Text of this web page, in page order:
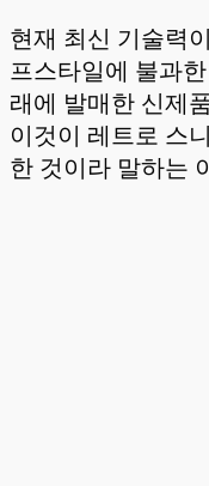
현재 최신 기술력
프스타일에 불과
래에 발매한 신제
이것이 레트로 스
한 것이라 말하는